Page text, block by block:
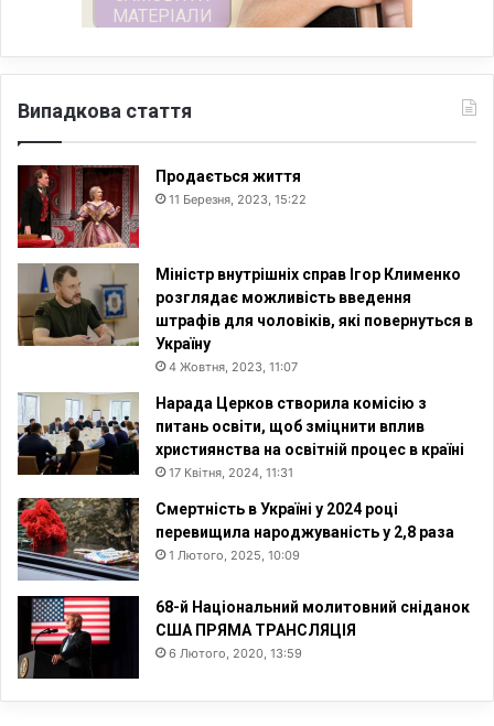
Випадкова стаття
Продається життя
11 Березня, 2023, 15:22
Міністр внутрішніх справ Ігор Клименко
розглядає можливість введення
штрафів для чоловіків, які повернуться в
Україну
4 Жовтня, 2023, 11:07
Нарада Церков створила комісію з
питань освіти, щоб зміцнити вплив
християнства на освітній процес в країні
17 Квітня, 2024, 11:31
Смертність в Україні у 2024 році
перевищила народжуваність у 2,8 раза
1 Лютого, 2025, 10:09
68-й Національний молитовний сніданок
США ПРЯМА ТРАНСЛЯЦІЯ
6 Лютого, 2020, 13:59